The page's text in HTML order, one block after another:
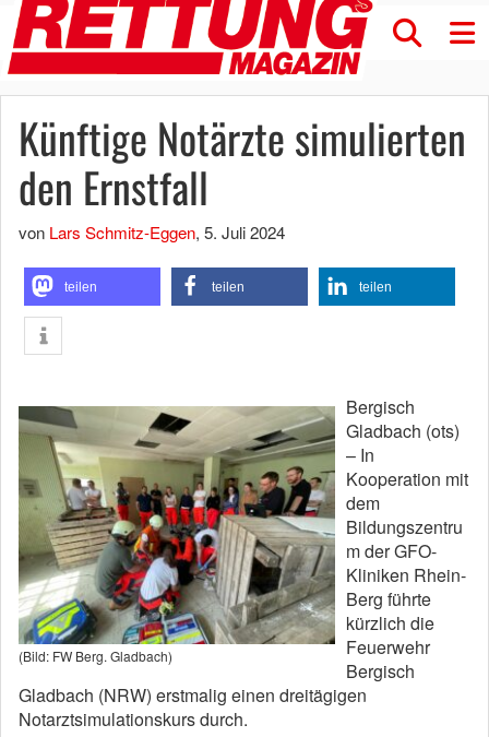
Künftige Notärzte simulierten
den Ernstfall
von Lars Schmitz-Eggen, 5. Juli 2024
teilen teilen teilen
(Bild: FW Berg. Gladbach)
Bergisch
Gladbach (ots)
– In
Kooperation mit
dem
Bildungszentru
m der GFO-
Kliniken Rhein-
Berg führte
kürzlich die
Feuerwehr
Bergisch
Gladbach (NRW) erstmalig einen dreitägigen
Notarztsimulationskurs durch.